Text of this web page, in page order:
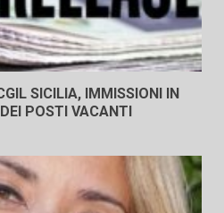
SICILIA, IMMISSIONI IN
POSTI VACANTI